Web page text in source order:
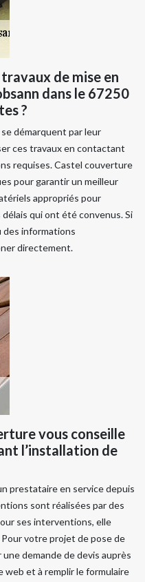
de mise en
dans le 67250
?
démarquent par leur
ces travaux en contactant
requises. Castel couverture
pour garantir un meilleur
appropriés pour
qui ont été convenus. Si
des informations
directement.
vous conseille
l’installation de
prestataire en service depuis
sont réalisées par des
ses interventions, elle
votre projet de pose de
demande de devis auprès
web et à remplir le formulaire